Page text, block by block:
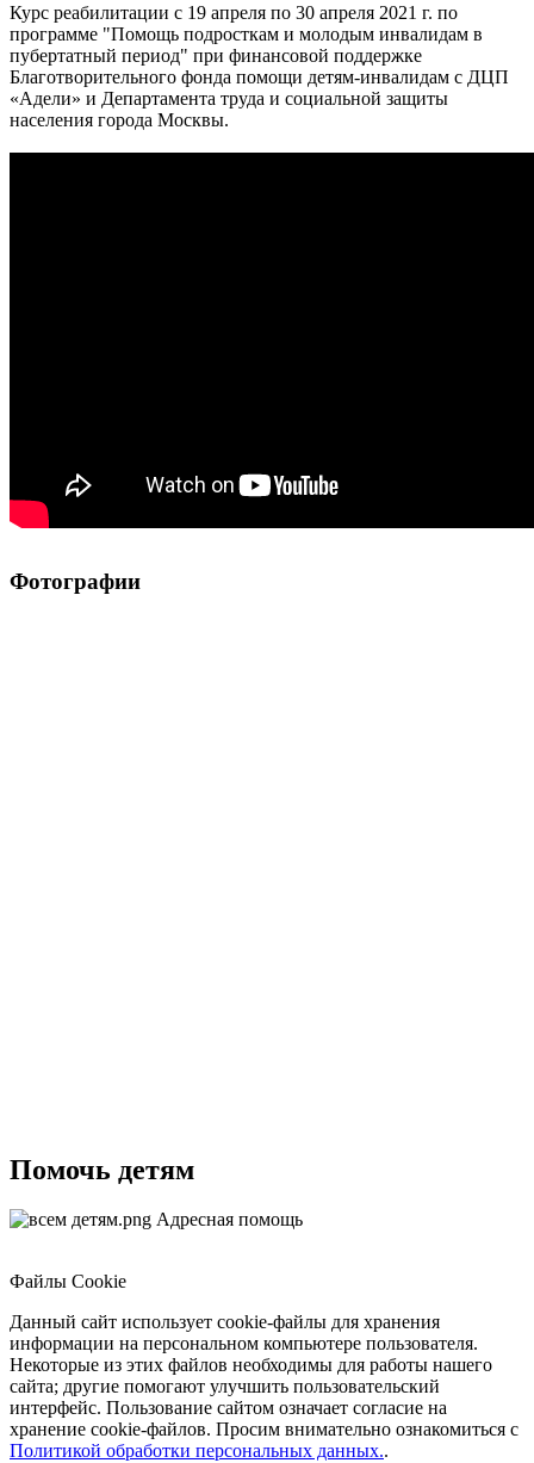
Курс реабилитации с 19 апреля по 30 апреля 2021 г. по
программе "Помощь подросткам и молодым инвалидам в
пубертатный период" при финансовой поддержке
Благотворительного фонда помощи детям-инвалидам с ДЦП
«Адели» и Департамента труда и социальной защиты
населения города Москвы.
Фотографии
Помочь детям
Адресная помощь
Файлы Cookie
Данный сайт использует cookie-файлы для хранения
информации на персональном компьютере пользователя.
Некоторые из этих файлов необходимы для работы нашего
сайта; другие помогают улучшить пользовательский
интерфейс. Пользование сайтом означает согласие на
хранение cookie-файлов. Просим внимательно ознакомиться с
Политикой обработки персональных данных..